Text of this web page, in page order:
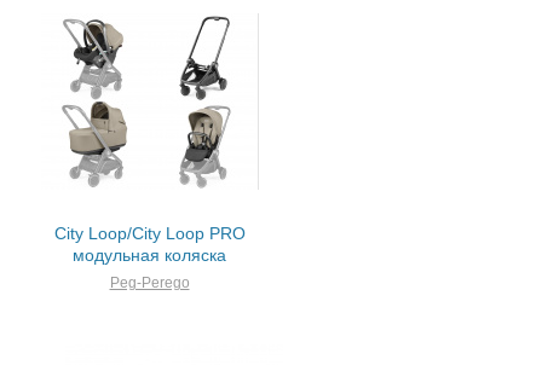
City Loop/City Loop PRO
модульная коляска
Peg-Perego